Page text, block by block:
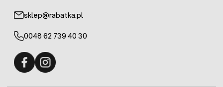
sklep@rabatka.pl
0048 62 739 40 30